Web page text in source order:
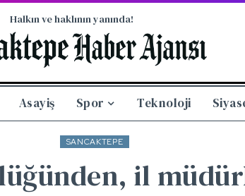
Halkın ve haklının yanında!
Asayiş Spor Teknoloji
SANCAKTEPE
il